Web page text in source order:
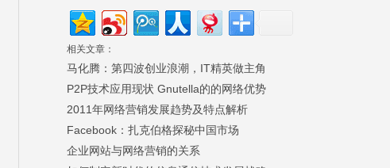
相关文章：
马化腾：第四波创业浪潮，IT精英做主角
P2P技术应用现状 Gnutella的的网络优势
2011年网络营销发展趋势及特点解析
Facebook：扎克伯格探秘中国市场
企业网站与网络营销的关系